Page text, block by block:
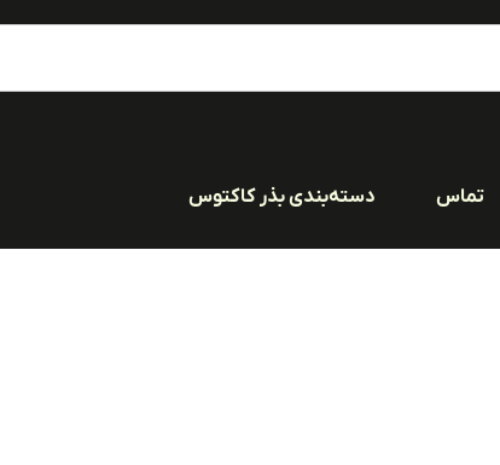
تماس دسته‌بندی بذر کاکتوس